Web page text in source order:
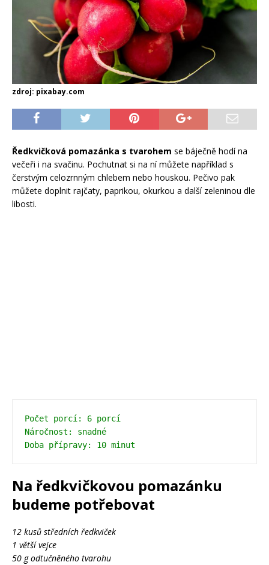
zdroj: pixabay.com
Ředkvičková pomazánka s tvarohem se báječně hodí na
večeři i na svačinu. Pochutnat si na ní můžete například s
čerstvým celozrnným chlebem nebo houskou. Pečivo pak
můžete doplnit rajčaty, paprikou, okurkou a další zeleninou dle
libosti.
Počet porcí: 6 porcí
Náročnost: snadné
Na ředkvičkovou pomazánku
budeme potřebovat
12 kusů středních ředkviček
1 větší vejce
50 g odtučněného tvarohu